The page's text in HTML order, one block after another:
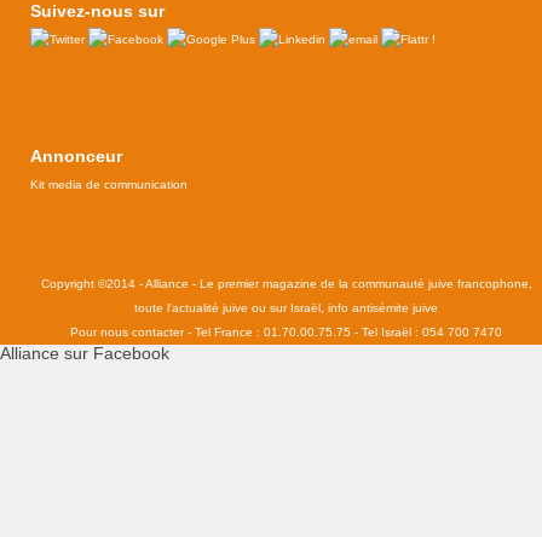
Suivez-nous sur
Annonceur
Kit media de communication
Copyright ©2014 - Alliance - Le premier magazine de la communauté juive francophone,
toute l'actualité juive ou sur Israël, info antisémite juive
Pour nous contacter - Tel France : 01.70.00.75.75 - Tel Israël : 054 700 7470
Alliance sur Facebook